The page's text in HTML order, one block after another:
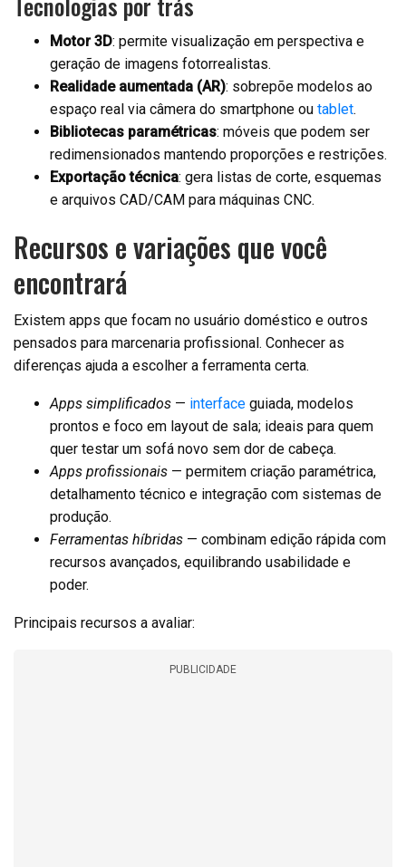
Motor 3D: permite visualização em perspectiva e
geração de imagens fotorrealistas.
Realidade aumentada (AR): sobrepõe modelos ao
espaço real via câmera do smartphone ou tablet.
Bibliotecas paramétricas: móveis que podem ser
redimensionados mantendo proporções e restrições.
Exportação técnica: gera listas de corte, esquemas
e arquivos CAD/CAM para máquinas CNC.
Recursos e variações que você
encontrará
Existem apps que focam no usuário doméstico e outros
pensados para marcenaria profissional. Conhecer as
diferenças ajuda a escolher a ferramenta certa.
Apps simplificados — interface guiada, modelos
prontos e foco em layout de sala; ideais para quem
quer testar um sofá novo sem dor de cabeça.
Apps profissionais — permitem criação paramétrica,
detalhamento técnico e integração com sistemas de
produção.
Ferramentas híbridas — combinam edição rápida com
recursos avançados, equilibrando usabilidade e
poder.
Principais recursos a avaliar:
PUBLICIDADE